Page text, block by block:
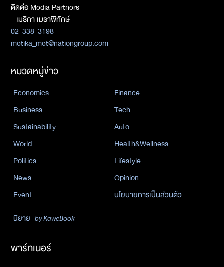
ติดต่อ Media Partners
- เมธิกา เมธาพิทักษ์
02-338-3198
metika_met@nationgroup.com
หมวดหมู่ข่าว
Economics
Finance
Business
Tech
Sustainability
Auto
World
Health&Wellness
Politics
Lifestyle
News
Opinion
Event
นโยบายการเป็นส่วนตัว
นิยาย by KaweBook
พาร์ทเนอร์